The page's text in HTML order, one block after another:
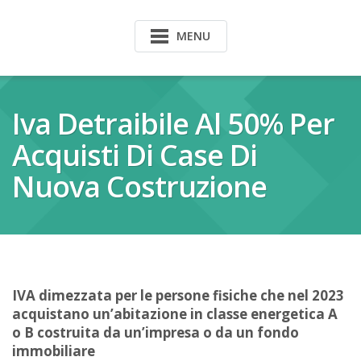
MENU
Iva Detraibile Al 50% Per
Acquisti Di Case Di
Nuova Costruzione
IVA dimezzata per le persone fisiche che nel 2023
acquistano un’abitazione in classe energetica A
o B costruita da un’impresa o da un fondo
immobiliare